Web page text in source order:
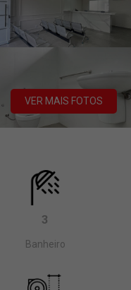
VER MAIS FOTOS
3
Banheiro